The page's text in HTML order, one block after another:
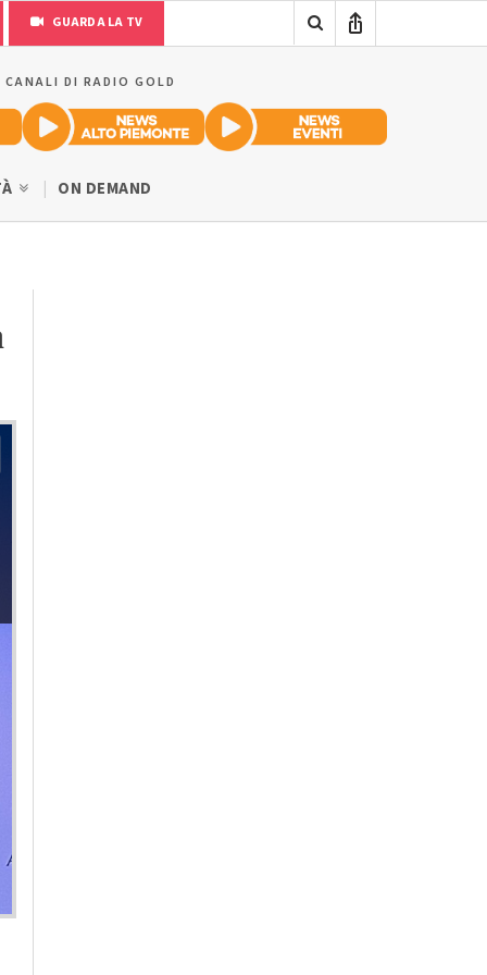
GUARDA LA TV
DI RADIO GOLD
ON DEMAND